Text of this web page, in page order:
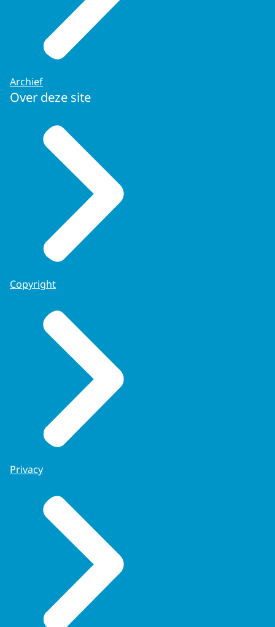
Archief
Over deze site
Copyright
Privacy